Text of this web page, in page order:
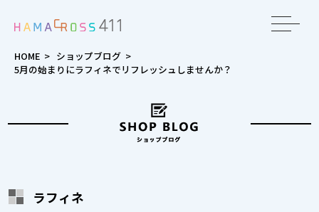
HOME > ショップブログ >
5月の始まりにラフィネでリフレッシュしませんか？
ラフィネ